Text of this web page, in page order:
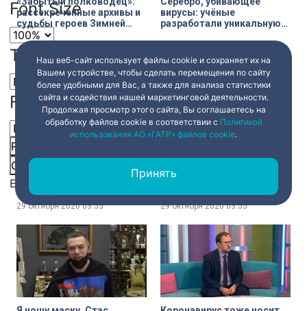
Font Size
Text Edge Style
Font Family
Reset
Close Modal Dialog
End of dialog window.
рассекреченные архивы и
судьбы героев Зимней
войны
29 октября 2020
вирусы: учёные
разработали уникальную
Федерико Феллини – 100:
фотографии, эскизы,
нереализованные мечты
Мастера
29 октября 202003:55
В поисках улыбающегося
каменные стражи
29 октября 202003:55
Наш веб-сайт использует файлы cookie и сохраняет их на
Вашем устройстве, чтобы сделать перемещения по сайту
более удобными для Вас, а также для анализа статистики
сайта и содействия нашей маркетинговой деятельности.
Продолжая просмотр этого сайта, Вы соглашаетесь на
обработку файлов cookie в соответствии с Политикой
использования АО «ГАТР» файлов cookie.
Принять